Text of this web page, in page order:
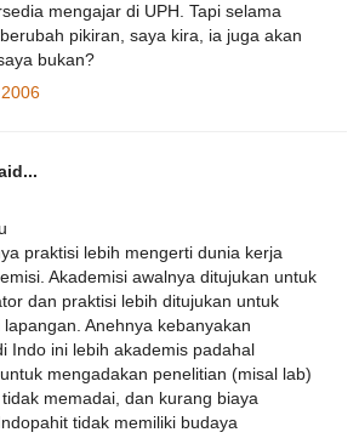
mengajar di UPH. Tapi selama
pikiran, saya kira, ia juga akan
bukan?
praktisi lebih mengerti dunia kerja
Akademisi awalnya ditujukan untuk
dan praktisi lebih ditujukan untuk
Anehnya kebanyakan
Indo ini lebih akademis padahal
mengadakan penelitian (misal lab)
memadai, dan kurang biaya
tidak memiliki budaya